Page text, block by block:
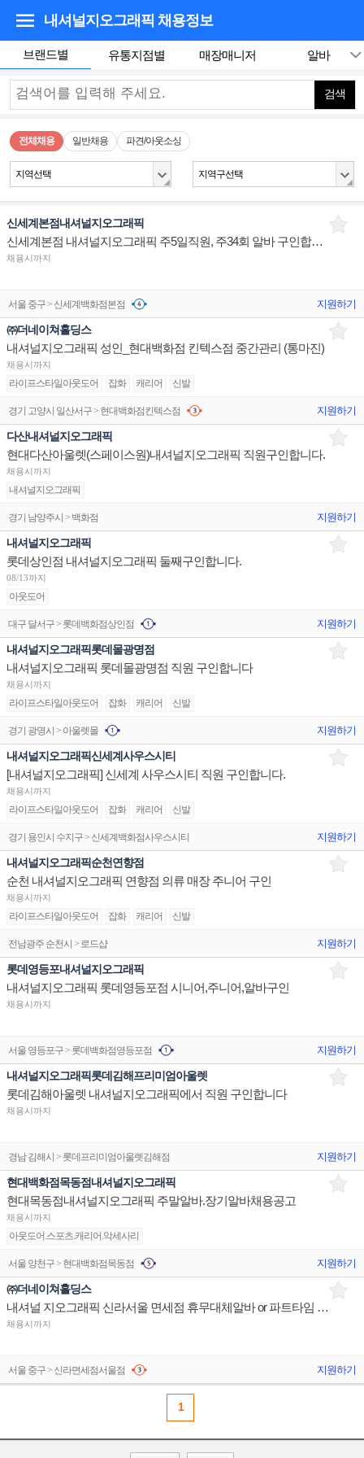
내셔널지오그래픽 채용정보
브랜드별 유통지점별 매장매니저 알바
검색
전체채용 일반채용 파견/아웃소싱
지역선택 지역구선택
신세계본점내셔널지오그래픽
신세계본점 내셔널지오그래픽 주5일직원, 주34회 알바 구인합니다
채용시까지
서울 중구 > 신세계백화점본점 지원하기
㈜더네이쳐홀딩스
내셔널지오그래픽 성인_현대백화점 킨텍스점 중간관리 (통마진)
채용시까지
라이프스타일아웃도어 잡화 캐리어 신발
경기 고양시 일산서구 > 현대백화점킨텍스점 지원하기
다산내셔널지오그래픽
현대다산아울렛(스페이스원)내셔널지오그래픽 직원구인합니다.
채용시까지
내셔널지오그래픽
경기 남양주시 > 백화점 지원하기
내셔널지오그래픽
롯데상인점 내셔널지오그래픽 둘째구인합니다.
08/13까지
아웃도어
대구 달서구 > 롯데백화점상인점 지원하기
내셔널지오그래픽롯데몰광명점
내셔널지오그래픽 롯데몰광명점 직원 구인합니다
채용시까지
라이프스타일아웃도어 잡화 캐리어 신발
경기 광명시 > 아울렛몰 지원하기
내셔널지오그래픽신세계사우스시티
[내셔널지오그래픽] 신세계 사우스시티 직원 구인합니다.
채용시까지
라이프스타일아웃도어 잡화 캐리어 신발
경기 용인시 수지구 > 신세계백화점사우스시티 지원하기
내셔널지오그래픽순천연향점
순천 내셔널지오그래픽 연향점 의류 매장 주니어 구인
채용시까지
라이프스타일아웃도어 잡화 캐리어 신발
전남광주 순천시 > 로드샵 지원하기
롯데영등포내셔널지오그래픽
내셔널지오그래픽 롯데영등포점 시니어,주니어,알바구인
채용시까지
서울 영등포구 > 롯데백화점영등포점 지원하기
내셔널지오그래픽롯데김해프리미엄아울렛
롯데김해아울렛 내셔널지오그래픽에서 직원 구인합니다
채용시까지
경남 김해시 > 롯데프리미엄아울렛김해점 지원하기
현대백화점목동점내셔널지오그래픽
현대목동점내셔널지오그래픽 주말알바.장기알바채용공고
채용시까지
아웃도어.스포츠.캐리어.악세사리
서울 양천구 > 현대백화점목동점 지원하기
㈜더네이쳐홀딩스
내셔널 지오그래픽 신라서울 면세점 휴무대체알바 or 파트타임 알바 구인합니다.
채용시까지
서울 중구 > 신라면세점서울점 지원하기
1